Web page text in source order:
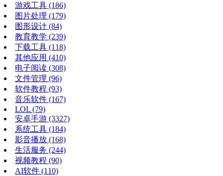
游戏工具 (186)
图片处理 (179)
图形设计 (84)
教育教学 (239)
下载工具 (118)
其他应用 (410)
电子阅读 (308)
文件管理 (96)
软件教程 (93)
音乐软件 (167)
LOL (79)
安卓手游 (3327)
系统工具 (184)
影音播放 (168)
生活服务 (244)
视频教程 (90)
AI软件 (110)